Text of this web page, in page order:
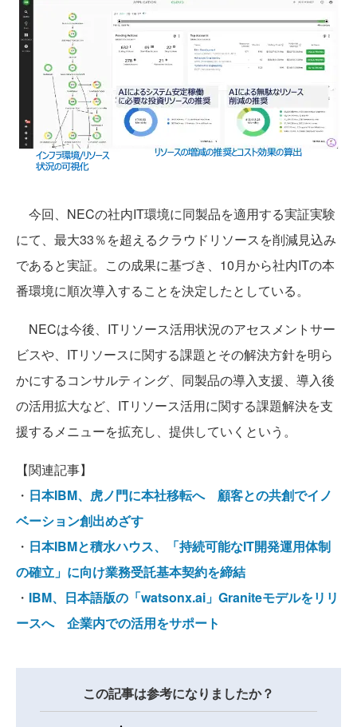
今回、NECの社内IT環境に同製品を適用する実証実験
にて、最大33％を超えるクラウドリソースを削減見込み
であると実証。この成果に基づき、10月から社内ITの本
番環境に順次導入することを決定したとしている。
NECは今後、ITリソース活用状況のアセスメントサー
ビスや、ITリソースに関する課題とその解決方針を明ら
かにするコンサルティング、同製品の導入支援、導入後
の活用拡大など、ITリソース活用に関する課題解決を支
援するメニューを拡充し、提供していくという。
【関連記事】
・ 日本IBM、虎ノ門に本社移転へ 顧客との共創でイノ
ベーション創出めざす
・ 日本IBMと積水ハウス、「持続可能なIT開発運用体制
の確立」に向け業務受託基本契約を締結
・ IBM、日本語版の「watsonx.ai」Graniteモデルをリリ
ースへ 企業内での活用をサポート
この記事は参考になりましたか？